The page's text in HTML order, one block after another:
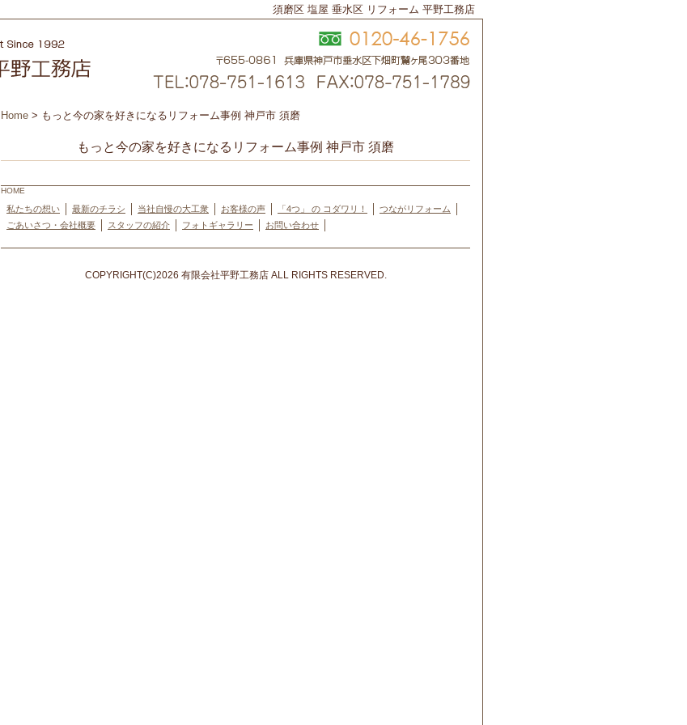
須磨区 塩屋 垂水区 リフォーム 平野工務店
Home > もっと今の家を好きになるリフォーム事例 神戸市 須磨
もっと今の家を好きになるリフォーム事例 神戸市 須磨
HOME
私たちの想い 最新のチラシ 当社自慢の大工衆 お客様の声 「4つ」 の コダワリ！
つながリフォーム
ごあいさつ・会社概要
スタッフの紹介 フォトギャラリー お問い合わせ
COPYRIGHT(C)2026 有限会社平野工務店 ALL RIGHTS RESERVED.